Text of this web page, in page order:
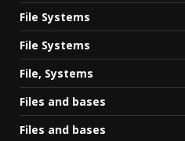
File Systems
File Systems
File, Systems
Files and bases
Files and bases